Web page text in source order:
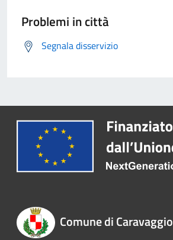
Problemi in città
Segnala disservizio
Comune di Caravaggio